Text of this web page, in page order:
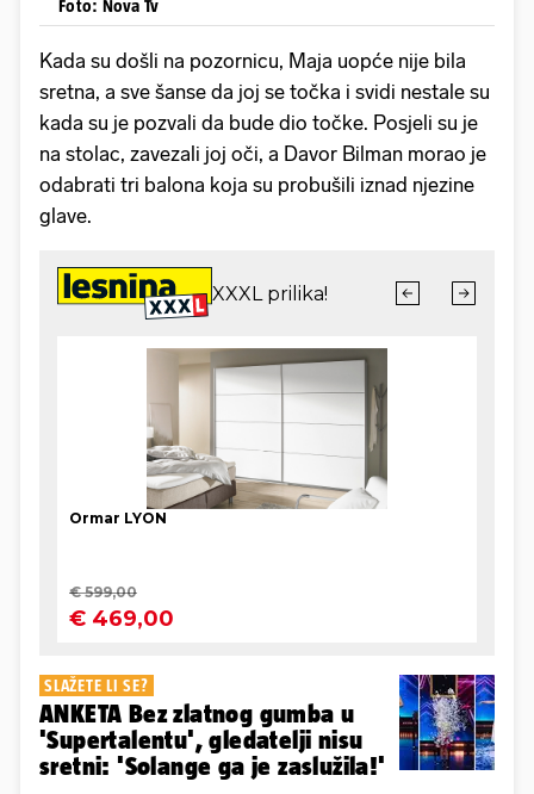
Foto: Nova Tv
Kada su došli na pozornicu, Maja uopće nije bila
sretna, a sve šanse da joj se točka i svidi nestale su
kada su je pozvali da bude dio točke. Posjeli su je
na stolac, zavezali joj oči, a Davor Bilman morao je
odabrati tri balona koja su probušili iznad njezine
glave.
SLAŽETE LI SE?
ANKETA Bez zlatnog gumba u
'Supertalentu', gledatelji nisu
sretni: 'Solange ga je zaslužila!'